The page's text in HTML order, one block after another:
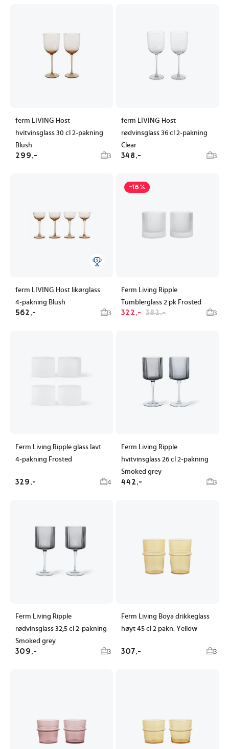
ferm LIVING Host
hvitvinsglass 30 cl 2-pakning
Blush
299,- 3
ferm LIVING Host
rødvinsglass 36 cl 2-pakning
Clear
348,- 3
ferm LIVING Host likørglass
4-pakning Blush
562,- 3
-16%
Ferm Living Ripple
Tumblerglass 2 pk Frosted
322,- 382,- 3
Ferm Living Ripple glass lavt
4-pakning Frosted
329,- 4
Ferm Living Ripple
hvitvinsglass 26 cl 2-pakning
Smoked grey
442,- 3
Ferm Living Ripple
rødvinsglass 32,5 cl 2-pakning
Smoked grey
309,- 3
Ferm Living Boya drikkeglass
høyt 45 cl 2 pakn. Yellow
307,- 3